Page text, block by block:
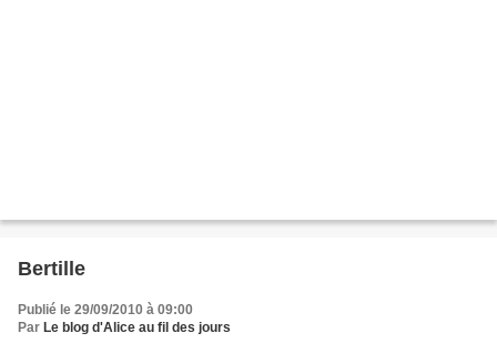
Bertille
Publié le 29/09/2010 à 09:00
Par Le blog d'Alice au fil des jours